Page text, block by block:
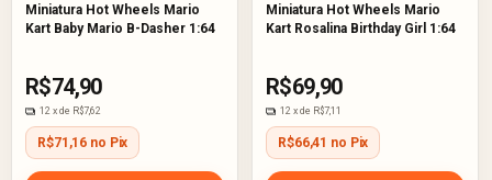
Miniatura Hot Wheels Mario
Kart Baby Mario B-Dasher 1:64
R$74,90
12 x de R$7,62
R$71,16 no Pix
Miniatura Hot Wheels Mario
Kart Rosalina Birthday Girl 1:64
R$69,90
12 x de R$7,11
R$66,41 no Pix